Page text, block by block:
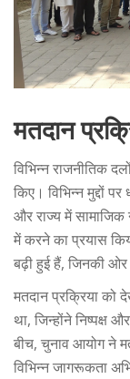
मतदान
विभिन्न राजनीतिक
किए। विभिन्न मुद्दों
और राज्य में सामाजिक
में करने का प्रयास
बढ़ी हुई हैं, जिनकी ओर
मतदान प्रक्रिया को
था, जिन्होंने निष्पक्ष
बीच, चुनाव आयोग ने
विभिन्न जागरूकता